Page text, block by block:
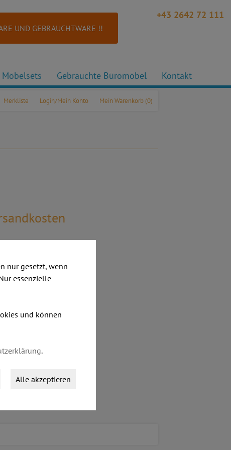
+43 2642 72 111
UND GEBRAUCHTWARE !!
Möbelsets Gebrauchte Büromöbel Kontakt
Mein Warenkorb (0)
Login/Mein Konto
Merkliste
nur gesetzt, wenn
essenzielle
und können
.
Alle akzeptieren